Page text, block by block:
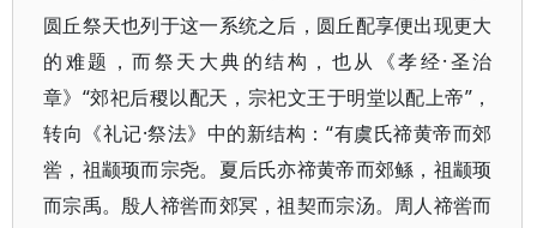
圆丘祭天也列于这一系统之后，圆丘配享便出现更大
的难题，而祭天大典的结构，也从《孝经·圣治
章》“郊祀后稷以配天，宗祀文王于明堂以配上帝”，
转向《礼记·祭法》中的新结构：“有虞氏禘黄帝而郊
喾，祖颛顼而宗尧。夏后氏亦禘黄帝而郊鲧，祖颛顼
而宗禹。殷人禘喾而郊冥，祖契而宗汤。周人禘喾而